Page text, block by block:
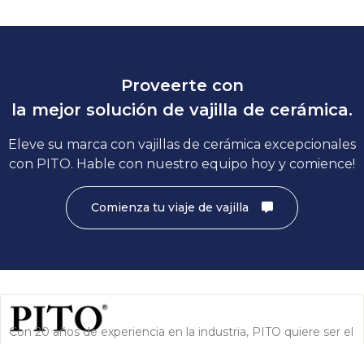
Proveerte con
la mejor solución de vajilla de cerámica.
Eleve su marca con vajillas de cerámica excepcionales
con PITO. Hable con nuestro equipo hoy y comience!
Comienza tu viaje de vajilla
Con 20 años de experiencia en la industria, PITO quiere ser el